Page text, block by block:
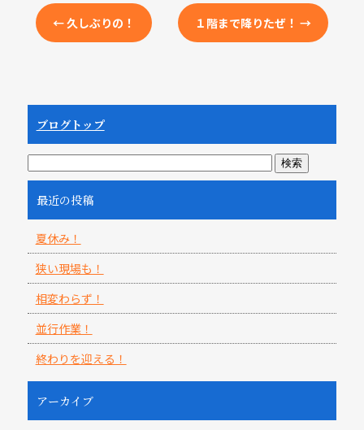
←久しぶりの！ １階まで降りたぜ！→
ブログトップ
最近の投稿
夏休み！
狭い現場も！
相変わらず！
並行作業！
終わりを迎える！
アーカイブ